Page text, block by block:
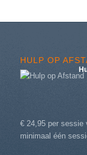
HULP OP
€ 24,95 per sessie
minimaal één